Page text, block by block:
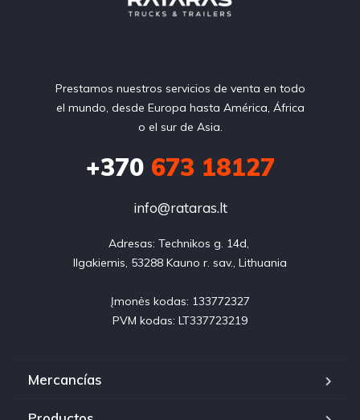
Prestamos nuestros servicios de venta en todo
el mundo, desde Europa hasta América, África
o el sur de Asia.
+370673 18127
info@rataras.lt
Adresas: Technikos g. 14d,
Ilgakiemis, 53288 Kauno r. sav., Lithuania
Įmonės kodas: 133772327
PVM kodas: LT337723219
Mercancías